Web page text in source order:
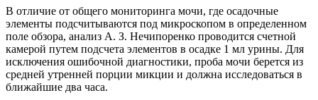
В отличие от общего мониторинга мочи, где осадочные
элементы подсчитываются под микроскопом в определенном
поле обзора, анализ А. З. Нечипоренко проводится счетной
камерой путем подсчета элементов в осадке 1 мл урины. Для
исключения ошибочной диагностики, проба мочи берется из
средней утренней порции микции и должна исследоваться в
ближайшие два часа.